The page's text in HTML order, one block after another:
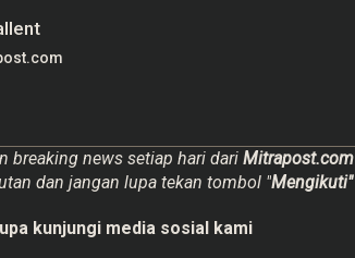
breaking news setiap hari dariMitrapost.com
dan jangan lupa tekan tombol "Mengikuti"
kunjungi media sosial kami